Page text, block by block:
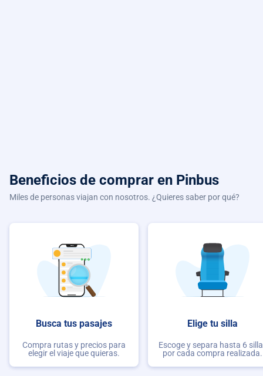
Beneficios de comprar en Pinbus
Miles de personas viajan con nosotros. ¿Quieres saber por qué?
Busca tus pasajes
Compra rutas y precios para
elegir el viaje que quieras.
Elige tu silla
Escoge y separa hasta 6
por cada compra realizada.